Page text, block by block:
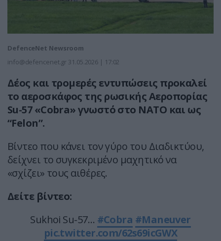
DefenceNet Newsroom
info@defencenet.gr 31.05.2026 | 17:02
Δέος και τρομερές εντυπώσεις προκαλεί
το αεροσκάφος της ρωσικής Αεροπορίας
Su-57 «Cobra» γνωστό στο ΝΑΤΟ και ως
“Felon”.
Βίντεο που κάνει τον γύρο του Διαδικτύου,
δείχνει το συγκεκριμένο μαχητικό να
«σχίζει» τους αιθέρες.
Δείτε βίντεο:
Sukhoi Su-57… #Cobra #Maneuver
pic.twitter.com/62s69icGWX